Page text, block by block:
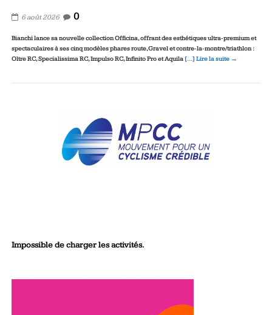
6 août 2026 0
Bianchi lance sa nouvelle collection Officina, offrant des esthétiques ultra‑premium et
spectaculaires à ses cinq modèles phares route, Gravel et contre‑la‑montre/triathlon :
Oltre RC, Specialissima RC, Impulso RC, Infinito Pro et Aquila […] Lire la suite →
Impossible de charger les activités.